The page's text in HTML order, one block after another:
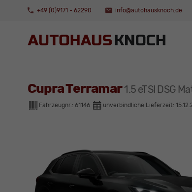
+49 (0)9171 - 62290 info@autohausknoch.de
Cupra Terramar1.5 eTSI DSG
Fahrzeugnr.: 61146 unverbindliche Lieferzeit: